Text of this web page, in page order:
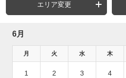
エリア変更
6月
月 火 水 木
1 2 3 4